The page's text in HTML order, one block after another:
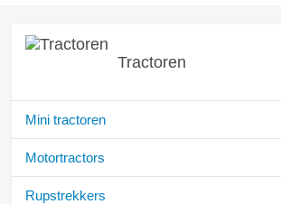
Tractoren
Mini tractoren
Motortractors
Rupstrekkers